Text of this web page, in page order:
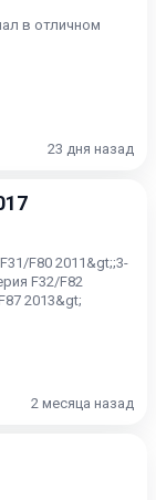
в отличном
23 дня назад
F80 2011&gt;;3-
F32/F82
2013&gt;
2 месяца назад